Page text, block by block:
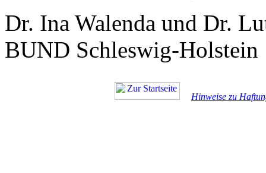
Dr. Ina Walenda und Dr.
BUND Schleswig-Holstein
Hinweise zu